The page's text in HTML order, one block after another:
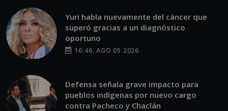
Yuri habla nuevamente del cáncer que
superó gracias a un diagnóstico
oportuno
16:46, AGO 05 2026
Defensa señala grave impacto para
pueblos indígenas por nuevo cargo
contra Pacheco y Chaclán